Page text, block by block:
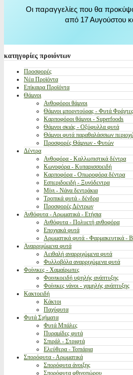
Οι παραγγελίες που θα
από 17 Αυγούστου
κατηγορίες προιόντων
Προσφορές
Νέα Προϊόντα
Επίκαιρα Προϊόντα
Θάμνοι
Ανθοφόροι θάμνοι
Θάμνοι μπορντούρας - Φυτά Φράχτες
Καρποφόροι θάμνοι - Superfoods
Θάμνοι σκιάς - Οξύφυλλα φυτά
Θάμνοι φυτά παραθαλάσσιων
Προσφορές Θάμνων - Φυτών
Δέντρα
Ανθοφόρα - Καλλωπιστικά δέντρα
Κωνοφόρα - Κυπαρισσοειδή
Καρποφόρα - Οπωροφόρα δέντρα
Εσπεριδοειδή - Ξυνόδεντρα
Μίνι - Νάνα δεντράκια
Τροπικά φυτά - δένδρα
Προσφορές Δέντρων
Ανθόφυτα - Αρωματικά - Ετήσια
Ανθόφυτα - Πολυετή ανθοφόρα
Εποχιακά φυτά
Αρωματικά φυτά - Φαρμακευτικά -
Αναρριχώμενα φυτά
Αειθαλή αναρριχώμενα φυτά
Φυλλοβόλα αναρριχώμενα φυτά
Φοίνικες - Χαμαίρωπες
Φοινικοειδή υψηλής ανάπτυξης
Φοίνικες νάνοι - χαμηλής ανάπτυξης
Κακτοειδή
Κάκτοι
Παχύφυτα
Φυτά Σχήματα
Φυτά Μπάλες
Πυραμίδες φυτά
Σπιράλ - Στριφτά
Ελεύθερα - Τοπιάρια
Σπορόφυτα - Αρωματικά
Σπορόφυτα άνοιξης
Σπορόφυτα φθινοπώρου